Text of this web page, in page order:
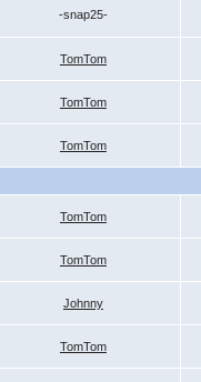
-snap25-
TomTom
TomTom
TomTom
TomTom
TomTom
Johnny
TomTom